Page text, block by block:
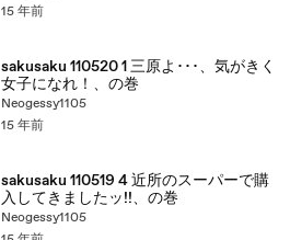
15 年前
sakusaku 110520 1 三原よ･･･、気がきく
女子になれ！、の巻
Neogessy1105
15 年前
sakusaku 110519 4 近所のスーパーで購
入してきましたッ!!、の巻
Neogessy1105